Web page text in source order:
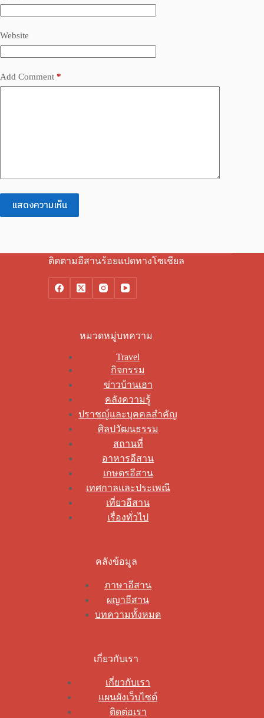
Website
Add Comment *
แสดงความเห็น
ติดตามอีสานร้อยแปดทางโซเชียล
หมวดหมู่บทความ
Travel
กิจกรรม
ข่าวบ้านเฮา
คลังความรู้
ปราชญ์และบุคคลสำคัญ
ศิลปวัฒนธรรม
สถานที่
อาหารอีสาน
เกษตรอีสาน
เทศกาลและประเพณี
เที่ยวอีสาน
เรื่องทั่วไป
คลังข้อมูล
ภาษาอีสาน
ผญาอีสาน
บทความทั้งหมด
เกี่ยวกับเรา
เกี่ยวกับเรา
แผนผังเว็บไซต์
ติดต่อเรา